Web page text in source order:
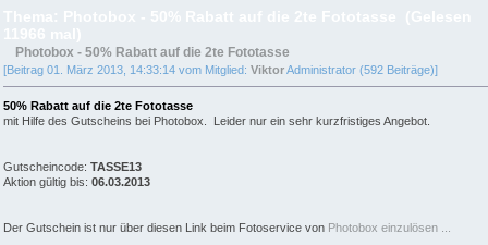
Photobox - 50% Rabatt auf die 2te Fototasse
[Beitrag 01. März 2013, 14:33:14 vom Mitglied: ViktorAdministrator (592 Beiträge)]
50% Rabatt auf die 2te Fototasse
mit Hilfe des Gutscheins bei Photobox. Leider nur ein sehr kurzfristiges Angebot.
Gutscheincode: TASSE13
Aktion gültig bis: 06.03.2013
Der Gutschein ist nur über diesen Link beim Fotoservice von Photobox einzulösen ...